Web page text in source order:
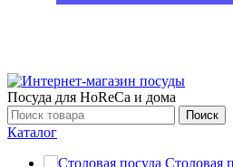
Посуда для HoReCa и дома
Поиск
Каталог
Столовая